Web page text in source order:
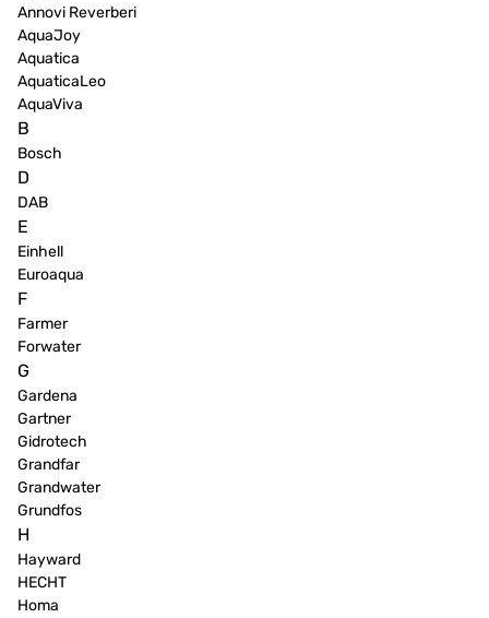
Annovi Reverberi
AquaJoy
Aquatica
AquaticaLeo
AquaViva
B
Bosch
D
DAB
E
Einhell
Euroaqua
F
Farmer
Forwater
G
Gardena
Gartner
Gidrotech
Grandfar
Grandwater
Grundfos
H
Hayward
HECHT
Homa